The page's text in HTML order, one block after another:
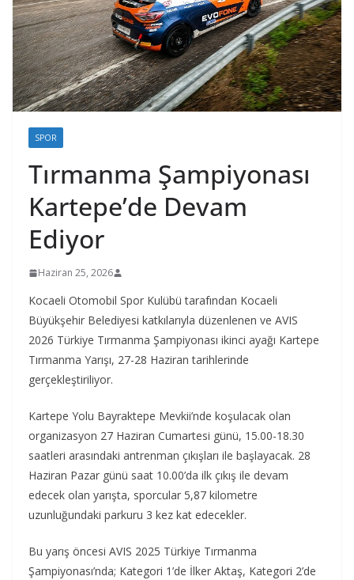
SPOR
Tırmanma Şampiyonası
Kartepe’de Devam
Ediyor
Haziran 25, 2026
Kocaeli Otomobil Spor Kulübü tarafından Kocaeli
Büyükşehir Belediyesi katkılarıyla düzenlenen ve AVIS
2026 Türkiye Tırmanma Şampiyonası ikinci ayağı Kartepe
Tırmanma Yarışı, 27-28 Haziran tarihlerinde
gerçekleştiriliyor.
Kartepe Yolu Bayraktepe Mevkii’nde koşulacak olan
organizasyon 27 Haziran Cumartesi günü, 15.00-18.30
saatleri arasındaki antrenman çıkışları ile başlayacak. 28
Haziran Pazar günü saat 10.00’da ilk çıkış ile devam
edecek olan yarışta, sporcular 5,87 kilometre
uzunluğundaki parkuru 3 kez kat edecekler.
Bu yarış öncesi AVIS 2025 Türkiye Tırmanma
Şampiyonası’nda; Kategori 1’de İlker Aktaş, Kategori 2’de